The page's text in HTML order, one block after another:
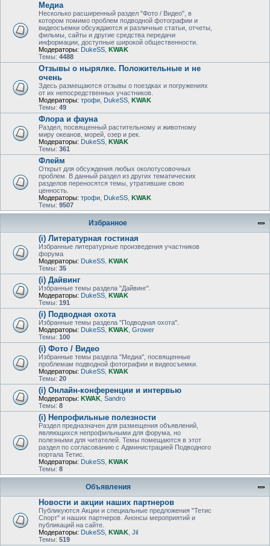
Медиа
Несколько расширенный раздел "Фото / Видео", в
котором помимо проблем подводной фотографии и
видеосъемки обсуждаются и различные статьи, отчеты,
фильмы, сайты и другие средства передачи
информации, доступные широкой общественности.
Модераторы: DukeSS KWAK
Темы: 4488
Отзывы о нырялке. Положительные и не
очень
Здесь размещаются отзывы о поездках и погружениях
от их непосредственных участников.
Модераторы: трофи DukeSS KWAK
Темы: 49
Флора и фауна
Раздел, посвященный растительному и животному
миру океанов, морей, озер и рек.
Модераторы: DukeSS KWAK
Темы: 361
Флейм
Открыт для обсуждения любых околотусовочных
проблем. В данный раздел из других тематических
разделов переносятся темы, утратившие свою
ценность.
Модераторы: трофи DukeSS KWAK
Темы: 9507
Избранное
(i) Литературная гостиная
Избранные литературные произведения участников
форума
Модераторы: DukeSS KWAK
Темы: 35
(i) Дайвинг
Избранные темы раздела "Дайвинг".
Модераторы: DukeSS KWAK
Темы: 191
(i) Подводная охота
Избранные темы раздела "Подводная охота".
Модераторы: DukeSS KWAK Grower
Темы: 100
(i) Фото / Видео
Избранные темы раздела "Медиа", посвященные
проблемам подводной фотографии и видеосъемки.
Модераторы: DukeSS KWAK
Темы: 20
(i) Онлайн-конференции и интервью
Модераторы: KWAK Sandro
Темы: 8
(i) Непрофильные полезности
Раздел предназначен для размещения объявлений,
являющихся непрофильными для форума, но
полезными для читателей. Темы помещаются в этот
раздел по согласованию с Администрацией Подводного
портала Тетис.
Модераторы: DukeSS KWAK
Темы: 8
Объявления
Новости и акции наших партнеров
Публикуются Акции и специальные предложения "Тетис
Спорт" и наших партнеров. Анонсы мероприятий и
публикаций на сайте.
Модераторы: DukeSS KWAK Jil
Темы: 519